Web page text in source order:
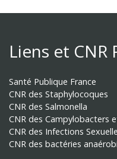
Liens et CNR
Santé Publique France
CNR des Staphylocoques
CNR des Salmonella
CNR des Campylobacters
CNR des Infections
CNR des bactéries